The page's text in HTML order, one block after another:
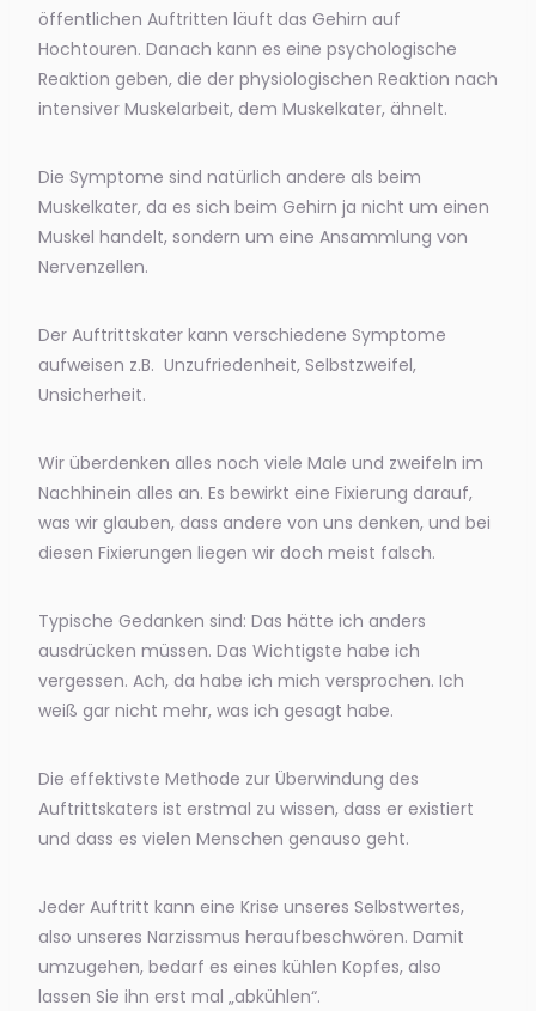
öffentlichen Auftritten läuft das Gehirn auf
Hochtouren. Danach kann es eine psychologische
Reaktion geben, die der physiologischen Reaktion nach
intensiver Muskelarbeit, dem Muskelkater, ähnelt.
Die Symptome sind natürlich andere als beim
Muskelkater, da es sich beim Gehirn ja nicht um einen
Muskel handelt, sondern um eine Ansammlung von
Nervenzellen.
Der Auftrittskater kann verschiedene Symptome
aufweisen z.B. Unzufriedenheit, Selbstzweifel,
Unsicherheit.
Wir überdenken alles noch viele Male und zweifeln im
Nachhinein alles an. Es bewirkt eine Fixierung darauf,
was wir glauben, dass andere von uns denken, und bei
diesen Fixierungen liegen wir doch meist falsch.
Typische Gedanken sind: Das hätte ich anders
ausdrücken müssen. Das Wichtigste habe ich
vergessen. Ach, da habe ich mich versprochen. Ich
weiß gar nicht mehr, was ich gesagt habe.
Die effektivste Methode zur Überwindung des
Auftrittskaters ist erstmal zu wissen, dass er existiert
und dass es vielen Menschen genauso geht.
Jeder Auftritt kann eine Krise unseres Selbstwertes,
also unseres Narzissmus heraufbeschwören. Damit
umzugehen, bedarf es eines kühlen Kopfes, also
lassen Sie ihn erst mal „abkühlen“.